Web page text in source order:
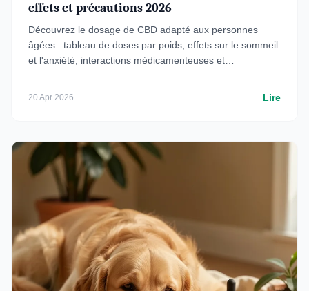
effets et précautions 2026
Découvrez le dosage de CBD adapté aux personnes
âgées : tableau de doses par poids, effets sur le sommeil
et l'anxiété, interactions médicamenteuses et
20 Apr 2026 Lire